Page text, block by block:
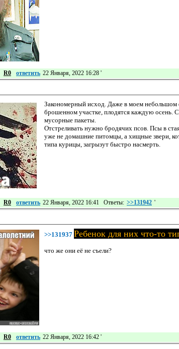
R0 ответить 22 Января, 2022 16:28 '
Закономерный исход. Даже в моем небольшом
брошенном участке, плодятся каждую осень.
мусорные пакеты.
Отстреливать нужно бродячих псов. Псы в
уже не домашние питомцы, а хищные звери,
типа курицы, загрызут быстро насмерть.
R0 ответить 22 Января, 2022 16:41 Ответы: >>131942 '
>>131937 Ребенок для них что-то
что же они её не съели?
R0 ответить 22 Января, 2022 16:42 '